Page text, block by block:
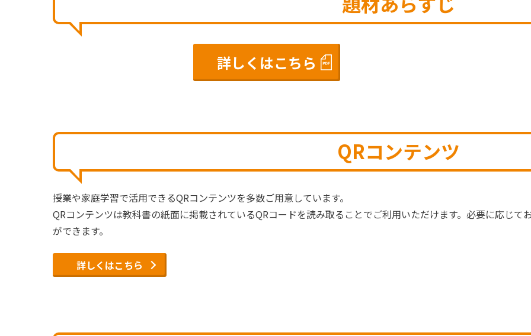
詳しくはこちら
QRコンテンツ
授業や家庭学習で活用できるQRコンテンツを多数ご用意しています。
QRコンテンツは教科書の紙面に掲載されているQRコードを読み取ることでご利用いただけます。必要に応じて
ができます。
詳しくはこちら